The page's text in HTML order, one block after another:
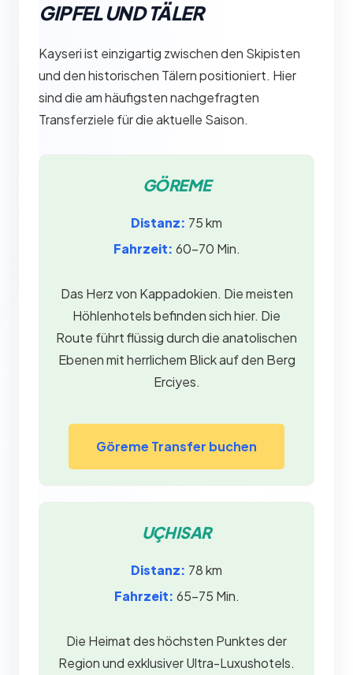
GIPFEL UND TÄLER
Kayseri ist einzigartig zwischen den Skipisten
und den historischen Tälern positioniert. Hier
sind die am häufigsten nachgefragten
Transferziele für die aktuelle Saison.
GÖREME
Distanz: 75 km
Fahrzeit: 60–70 Min.
Das Herz von Kappadokien. Die meisten
Höhlenhotels befinden sich hier. Die
Route führt flüssig durch die anatolischen
Ebenen mit herrlichem Blick auf den Berg
Erciyes.
Göreme Transfer buchen
UÇHISAR
Distanz: 78 km
Fahrzeit: 65–75 Min.
Die Heimat des höchsten Punktes der
Region und exklusiver Ultra-Luxushotels.